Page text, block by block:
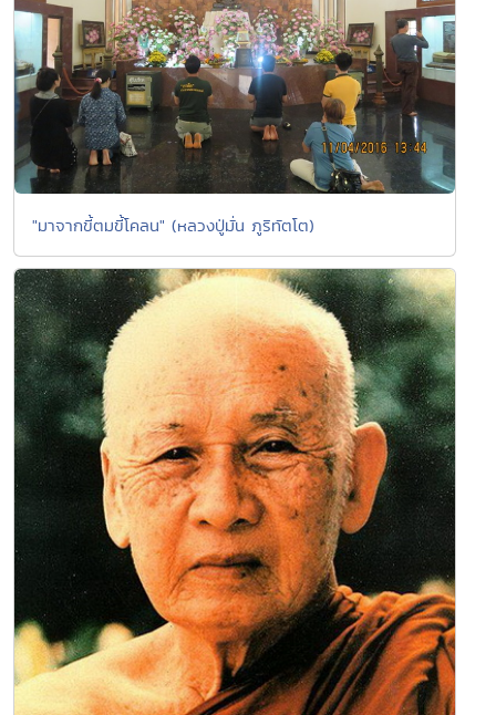
"มาจากขี้ตมขี้โคลน" (หลวงปู่มั่น ภูริทัตโต)